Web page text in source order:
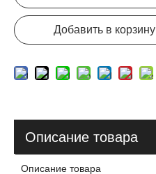
Добавить в корзину
Описание товара
Описание товара